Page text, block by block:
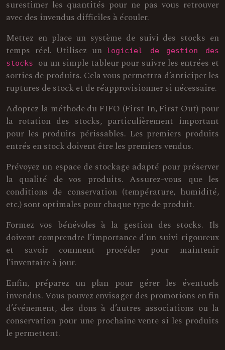
surestimer les quantités pour ne pas vous retrouver
avec des invendus difficiles à écouler.
Mettez en place un système de suivi des stocks en
temps réel. Utilisez un logiciel de gestion des
stocks ou un simple tableur pour suivre les entrées et
sorties de produits. Cela vous permettra d’anticiper les
ruptures de stock et de réapprovisionner si nécessaire.
Adoptez la méthode du FIFO (First In, First Out) pour
la rotation des stocks, particulièrement important
pour les produits périssables. Les premiers produits
entrés en stock doivent être les premiers vendus.
Prévoyez un espace de stockage adapté pour préserver
la qualité de vos produits. Assurez-vous que les
conditions de conservation (température, humidité,
etc.) sont optimales pour chaque type de produit.
Formez vos bénévoles à la gestion des stocks. Ils
doivent comprendre l’importance d’un suivi rigoureux
et savoir comment procéder pour maintenir
l’inventaire à jour.
Enfin, préparez un plan pour gérer les éventuels
invendus. Vous pouvez envisager des promotions en fin
d’événement, des dons à d’autres associations ou la
conservation pour une prochaine vente si les produits
le permettent.